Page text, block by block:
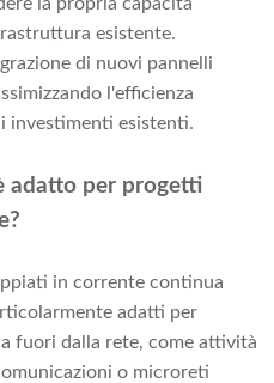
esistente.
di nuovi pannelli
l'efficienza
investimenti esistenti.
adatto per progetti
in corrente continua
adatti per
fuori dalla rete, come attività
o microreti